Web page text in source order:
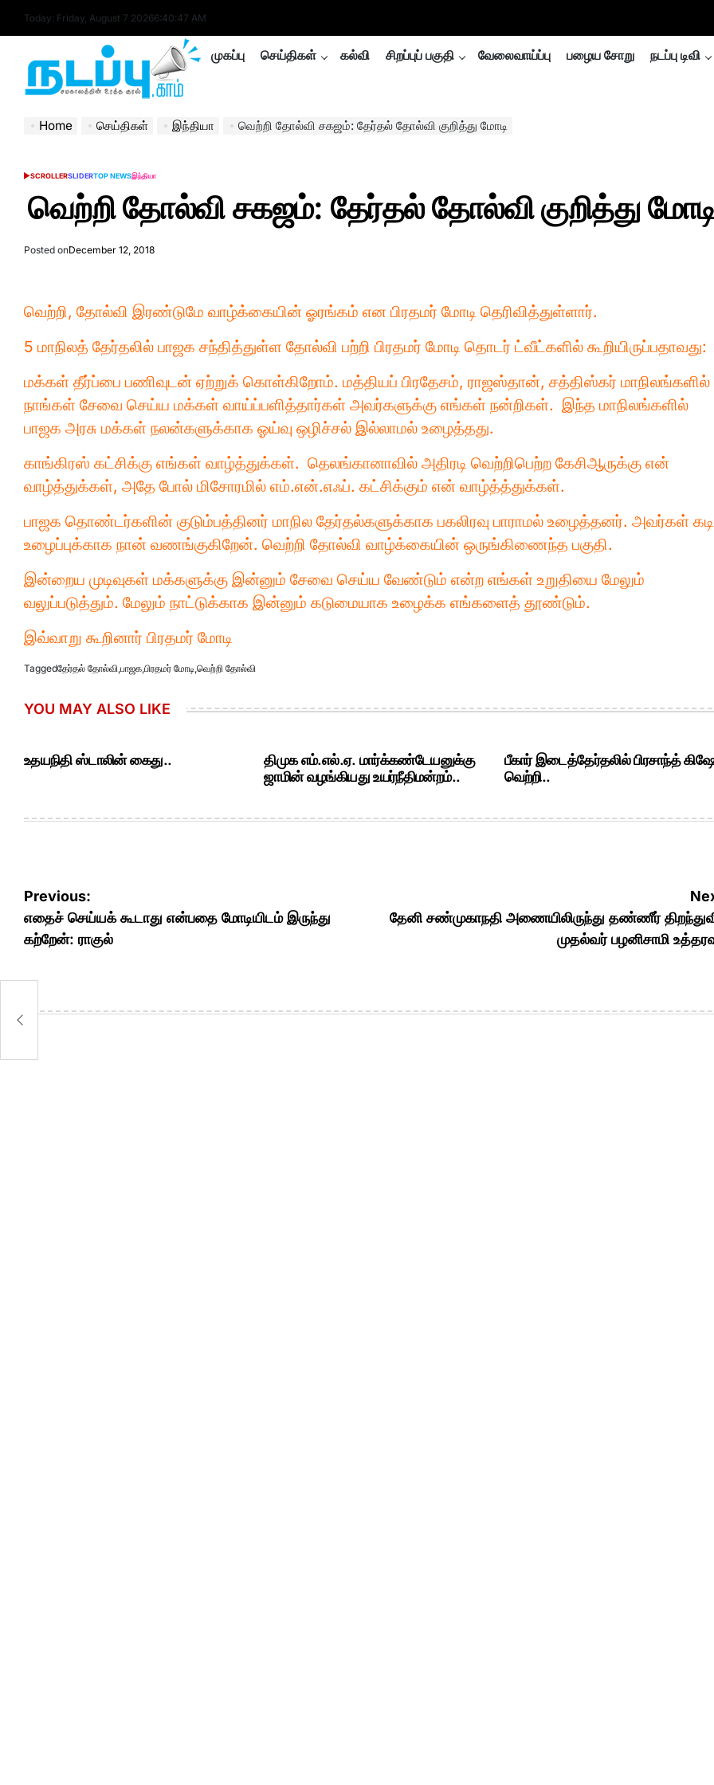
Today: Friday, August 7 20266:40:48 AM
nadappu.com
முகப்பு செய்திகள் கல்வி சிறப்புப் பகுதி வேலைவாய்ப்பு பழைய சோறு நடப்பு டிவி
Home செய்திகள் இந்தியா வெற்றி தோல்வி சகஜம்: தேர்தல் தோல்வி குறித்து மோடி
POSTED
SCROLLERSLIDERTOP NEWSஇந்தியா
வெற்றி தோல்வி சகஜம்: தேர்தல் தோல்வி குறித்து
Posted onDecember 12, 2018
வெற்றி, தோல்வி இரண்டுமே வாழ்க்கையின் ஓரங்கம் என பிரதமர் மோடி தெரிவித்துள்ளார்.
5 மாநிலத் தேர்தலில் பாஜக சந்தித்துள்ள தோல்வி பற்றி பிரதமர் மோடி தொடர் ட்வீட்களில் கூறியிருப்பதாவது:
மக்கள் தீர்ப்பை பணிவுடன் ஏற்றுக் கொள்கிறோம். மத்தியப் பிரதேசம், ராஜஸ்தான், சத்திஸ்கர் மாநிலங்களில்
நாங்கள் சேவை செய்ய மக்கள் வாய்ப்பளித்தார்கள் அவர்களுக்கு எங்கள் நன்றிகள். இந்த மாநிலங்களில்
பாஜக அரசு மக்கள் நலன்களுக்காக ஓய்வு ஒழிச்சல் இல்லாமல் உழைத்தது.
காங்கிரஸ் கட்சிக்கு எங்கள் வாழ்த்துக்கள். தெலங்கானாவில் அதிரடி வெற்றிபெற்ற கேசிஆருக்கு என்
வாழ்த்துக்கள், அதே போல் மிசோரமில் எம்.என்.எஃப். கட்சிக்கும் என் வாழ்த்த்துக்கள்.
பாஜக தொண்டர்களின் குடும்பத்தினர் மாநில தேர்தல்களுக்காக பகலிரவு பாராமல் உழைத்தனர். அவர்கள்
உழைப்புக்காக நான் வணங்குகிறேன். வெற்றி தோல்வி வாழ்க்கையின் ஒருங்கிணைந்த பகுதி.
இன்றைய முடிவுகள் மக்களுக்கு இன்னும் சேவை செய்ய வேண்டும் என்ற எங்கள் உறுதியை மேலும்
வலுப்படுத்தும். மேலும் நாட்டுக்காக இன்னும் கடுமையாக உழைக்க எங்களைத் தூண்டும்.
இவ்வாறு கூறினார் பிரதமர் மோடி
Taggedதேர்தல் தோல்வி,பாஜக,பிரதமர் மோடி,வெற்றி தோல்வி
YOU MAY ALSO LIKE
உதயநிதி ஸ்டாலின் கைது..
திமுக எம்.எல்.ஏ. மார்க்கண்டேயனுக்கு
ஜாமின் வழங்கியது உயர்நீதிமன்றம்..
பீகார் இடைத்தேர்தலில் பிரசாந்த்
வெற்றி..
Post
navigation
Previous:
எதைச் செய்யக் கூடாது என்பதை மோடியிடம் இருந்து
கற்றேன்: ராகுல்
தேனி சண்முகாநதி அணையிலிருந்து தண்ணீர்
முதல்வர் பழனிசாமி